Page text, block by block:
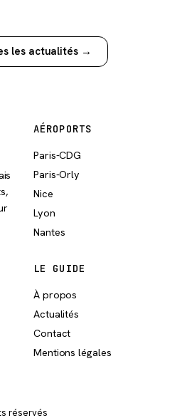
les actualités →
AÉROPORTS
Paris-CDG
Paris-Orly
Nice
Lyon
Nantes
LE GUIDE
À propos
Actualités
Contact
Mentions légales
réservés